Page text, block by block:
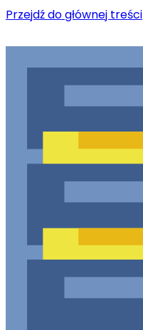
Przejdź do głównej treści